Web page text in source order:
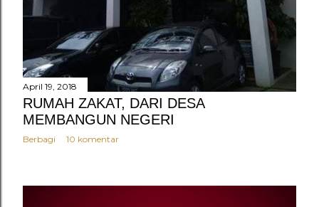
April 19, 2018
RUMAH ZAKAT, DARI DESA
MEMBANGUN NEGERI
Berbagi 10 komentar